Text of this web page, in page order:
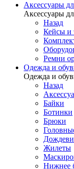
Аксессуары
Аксессуары
Назад
Кейсы и
Ремни
Одежда и
Одежда и
Назад
Байки
Ботинки
Брюки
Жилеты
Нижнее